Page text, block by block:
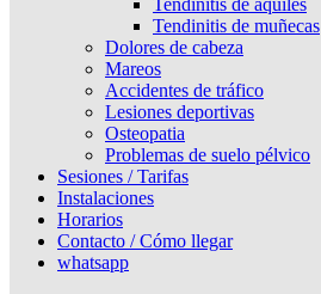
Tendinitis de aquiles
Tendinitis de muñecas
Dolores de cabeza
Mareos
Accidentes de tráfico
Lesiones deportivas
Osteopatia
Problemas de suelo pélvico
Sesiones / Tarifas
Instalaciones
Horarios
Contacto / Cómo llegar
whatsapp